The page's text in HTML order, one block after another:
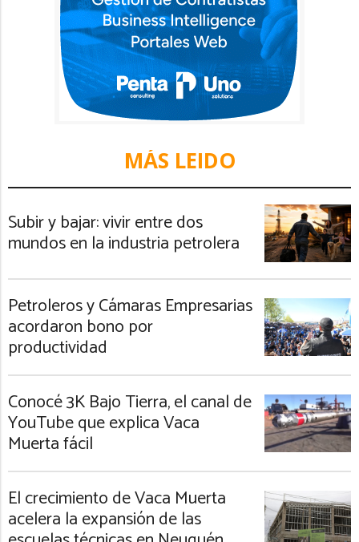
MÁS LEIDO
Subir y bajar: vivir entre dos
mundos en la industria petrolera
Petroleros y Cámaras Empresarias
acordaron bono por
productividad
Conocé 3K Bajo Tierra, el canal de
YouTube que explica Vaca
Muerta fácil
El crecimiento de Vaca Muerta
acelera la expansión de las